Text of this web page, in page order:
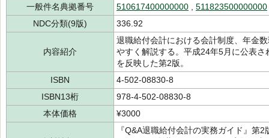
一般件名典拠番号
510617400000000
511823500000000
NDC分類(9版)
336.92
内容紹介
退職給付会計における会計制度、年金
やすく解説する。平成24年5月に公表
を反映した第2版。
ISBN
4-502-08830-8
ISBN13桁
978-4-502-08830-8
本体価格
¥3000
『Q&A退職給付会計の実務ガイド